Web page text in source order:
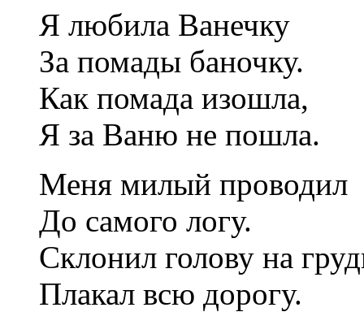
Я любила Ванечку
За помады баночку.
Как помада изошла,
Я за Ваню не пошла.
Меня милый проводил
До самого логу.
Склонил голову на
Плакал всю дорогу.